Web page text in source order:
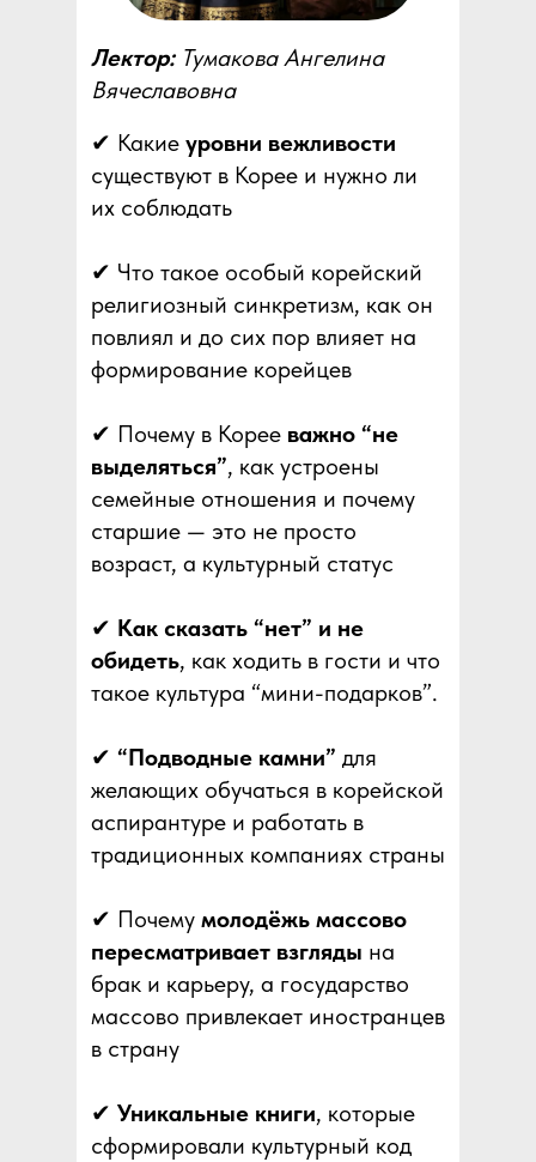
✔ Какие уровни вежливости
существуют в Корее и нужно ли
их соблюдать
✔ Что такое особый корейский
религиозный синкретизм, как он
повлиял и до сих пор влияет на
формирование корейцев
✔ Почему в Корее важно “не
выделяться”, как устроены
семейные отношения и почему
старшие — это не просто
возраст, а культурный статус
✔ Как сказать “нет” и не
обидеть, как ходить в гости и что
такое культура “мини-подарков”.
✔ “Подводные камни” для
желающих обучаться в корейской
аспирантуре и работать в
традиционных компаниях страны
✔ Почему молодёжь массово
пересматривает взгляды на
брак и карьеру, а государство
массово привлекает иностранцев
в страну
✔ Уникальные книги, которые
сформировали культурный код
Лектор: Тумакова Ангелина
Вячеславовна